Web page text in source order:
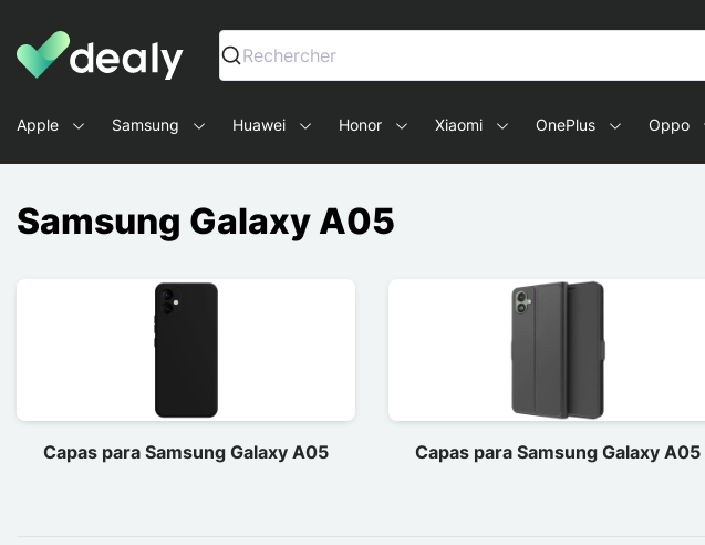
Dealy - Capas e acessórios para smartphones e tablets
Rechercher
Apple Samsung Huawei Honor Xiaomi OnePlus Oppo
Samsung Galaxy A05
Capas para Samsung Galaxy A05 Capas para Samsung Galaxy A05